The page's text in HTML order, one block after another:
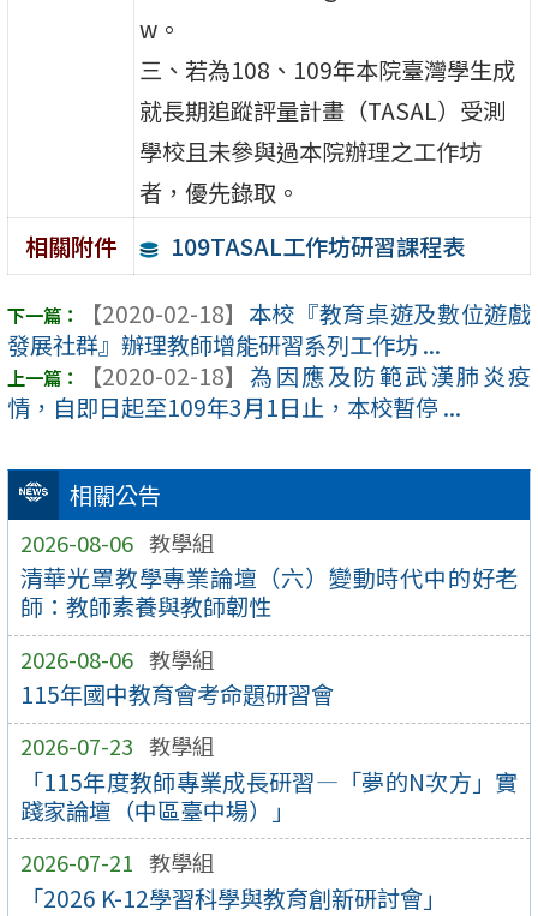
相關公告
2026-08-06 教學組
清華光罩教學專業論壇（六）變動時代中的好老
師：教師素養與教師韌性
2026-08-06 教學組
115年國中教育會考命題研習會
2026-07-23 教學組
「115年度教師專業成長研習—「夢的N次方」實
踐家論壇（中區臺中場）」
2026-07-21 教學組
「2026 K-12學習科學與教育創新研討會」
w。
三、若為108、109年本院臺灣學生成
就長期追蹤評量計畫（TASAL）受測
學校且未參與過本院辦理之工作坊
者，優先錄取。
相關附件
109TASAL工作坊研習課程表
【2020-02-18】 本校『教育桌遊及數位遊戲
發展社群』辦理教師增能研習系列工作坊 ...
【2020-02-18】 為因應及防範武漢肺炎疫
情，自即日起至109年3月1日止，本校暫停 ...